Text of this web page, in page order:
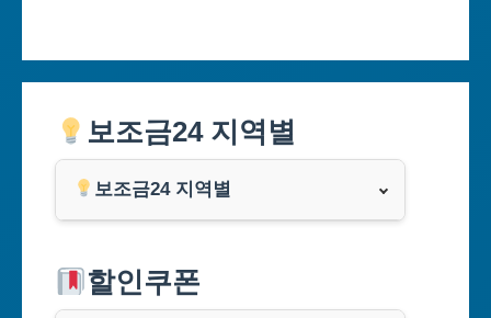
보조금24 지역별
보조금24 지역별
부산광역시
할인쿠폰